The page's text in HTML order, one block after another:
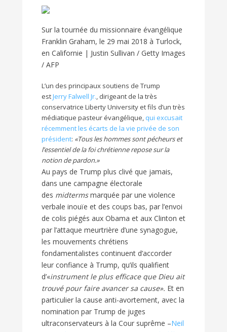
Sur la tournée du missionnaire évangélique
Franklin Graham, le 29 mai 2018 à Turlock,
en Californie | Justin Sullivan / Getty Images
/ AFP
L’un des principaux soutiens de Trump
estJerry Falwell Jr., dirigeant de la très
conservatrice Liberty University et fils d’un très
médiatique pasteur évangélique, qui excusait
récemment les écarts de la vie privée de son
président: «Tous les hommes sont pécheurs et
l’essentiel de la foi chrétienne repose sur la
notion de pardon.»
Au pays de Trump plus clivé que jamais,
dans une campagne électorale
des midtermsmarquée par une violence
verbale inouïe et des coups bas, par l’envoi
de colis piégés aux Obama et aux Clinton et
par l’attaque meurtrière d’une synagogue,
les mouvements chrétiens
fondamentalistes continuent d’accorder
leur confiance à Trump, qu’ils qualifient
d’«instrument le plus efficace que Dieu ait
trouvé pour faire avancer sa cause». Et en
particulier la cause anti-avortement, avec la
nomination par Trump de juges
ultraconservateurs à la Cour suprême –Neil